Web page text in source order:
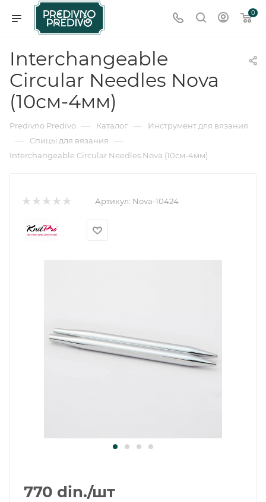
0
Interchangeable
Circular Needles Nova
(10см-4мм)
Predivno Predivo — Каталог — Инструмент для вязания
— Спицы для вязания —
Interchangeable Circular Needles Nova (10см-4мм)
Артикул: Nova-10424
770 din./шт